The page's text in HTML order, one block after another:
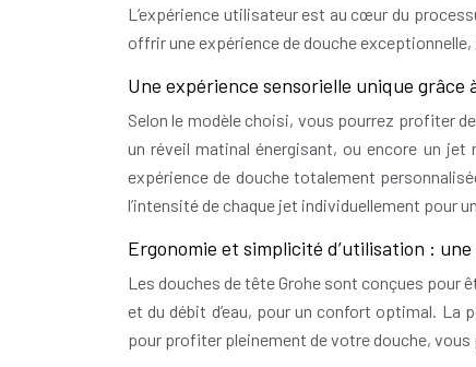
L’expérience utilisateur est au cœur du
offrir une expérience de douche
Une expérience sensorielle unique grâce
Selon le modèle choisi, vous pourrez profiter
un réveil matinal énergisant, ou encore un
expérience de douche totalement
l’intensité de chaque jet individuellement pour
Ergonomie et simplicité d’utilisation :
Les douches de tête Grohe sont conçues
et du débit d’eau, pour un confort optimal. La
pour profiter pleinement de votre douche,